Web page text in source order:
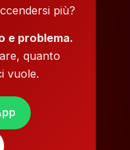
più?
e problema.
quanto
vuole.